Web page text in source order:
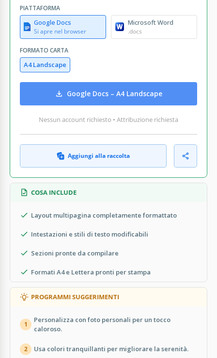
PIATTAFORMA
Google Docs
Si apre nel browser
Microsoft Word
.docs
FORMATO CARTA
A4 Landscape
Google Docs – A4 Landscape
Nessun account richiesto • Attribuzione richiesta
Aggiungi alla raccolta
COSA INCLUDE
Layout multipagina completamente formattato
Intestazioni e stili di testo modificabili
Sezioni pronte da compilare
Formati A4 e Lettera pronti per stampa
PROGRAMMI SUGGERIMENTI
1
Personalizza con foto personali per un tocco
caloroso.
2 Usa colori tranquillanti per migliorare la serenità.